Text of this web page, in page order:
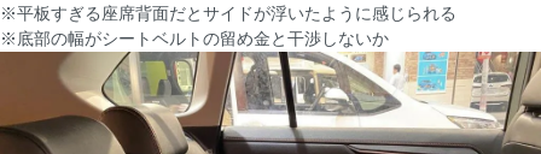
※平板すぎる座席背面だとサイドが浮いたように感じられる
※底部の幅がシートベルトの留め金と干渉しないか